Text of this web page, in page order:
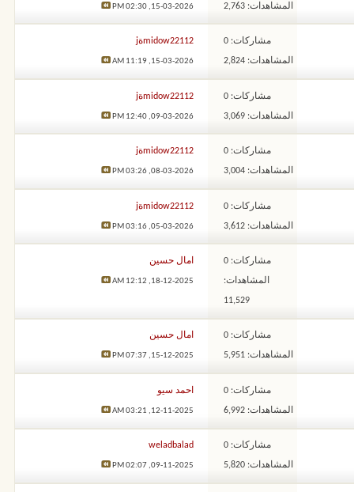
المشاهدات: 2,763 15-03-2026,
02:30 PM
مشاركات: 0
المشاهدات: 2,824
midow22112ةj
15-03-2026,
11:19 AM
مشاركات: 0
المشاهدات: 3,069
midow22112ةj
09-03-2026,
12:40 PM
مشاركات: 0
المشاهدات: 3,004
midow22112ةj
08-03-2026,
03:26 PM
مشاركات: 0
المشاهدات: 3,612
midow22112ةj
05-03-2026,
03:16 PM
مشاركات: 0
المشاهدات:
11,529
امال حسين
18-12-2025,
12:12 AM
مشاركات: 0
المشاهدات: 5,951
امال حسين
15-12-2025,
07:37 PM
مشاركات: 0
المشاهدات: 6,992
احمد سيو
12-11-2025,
03:21 AM
مشاركات: 0
المشاهدات: 5,820
weladbalad
09-11-2025,
02:07 PM